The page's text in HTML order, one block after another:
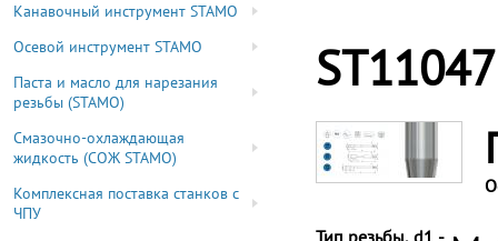
Канавочный инструмент STAMO
Осевой инструмент STAMO
Паста и масло для нарезания
резьбы (STAMO)
Смазочно-охлаждающая
жидкость (СОЖ STAMO)
Комплексная поставка станков с
ЧПУ
Тип резьбы, d1 -